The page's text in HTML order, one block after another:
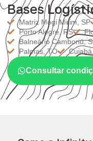
Bases
Matriz Mogi Mirim, SP
Porto Alegre, RS
Balneário Camboriú,
Palmas, TO
Consultar